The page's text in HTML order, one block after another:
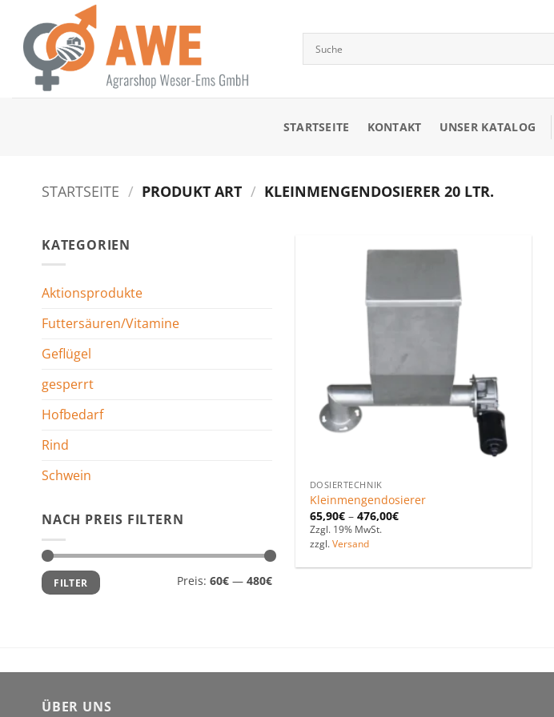
Inhalt
springen
STARTSEITE KONTAKT UNSER KATALOG
STARTSEITE / PRODUKT ART / KLEINMENGENDOSIERER 20 LTR.
KATEGORIEN
Aktionsprodukte
Futtersäuren/Vitamine
Geflügel
gesperrt
Hofbedarf
Rind
Schwein
NACH PREIS FILTERN
Min.
Preis
Max.
Preis
FILTER Preis: 60€— 480€
DOSIERTECHNIK
Kleinmengendosierer
65,90€– 476,00€
Zzgl. 19% MwSt.
zzgl. Versand
ÜBER UNS